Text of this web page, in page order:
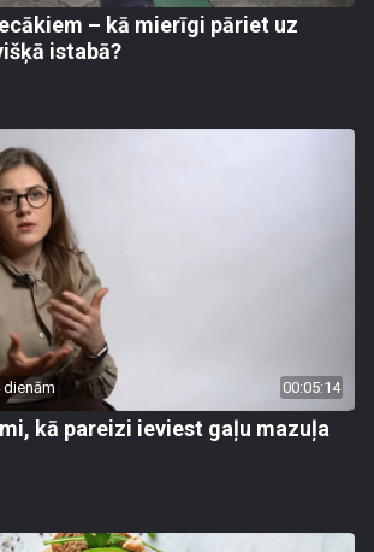
– kā mierīgi pāriet uz
istabā?
dienām 00:05:14
kā pareizi ieviest gaļu mazuļa